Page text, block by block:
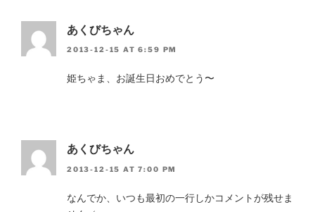
あくびちゃん
2013-12-15 AT 6:59 PM
姫ちゃま、お誕生日おめでとう〜
あくびちゃん
2013-12-15 AT 7:00 PM
なんでか、いつも最初の一行しかコメントが残せま